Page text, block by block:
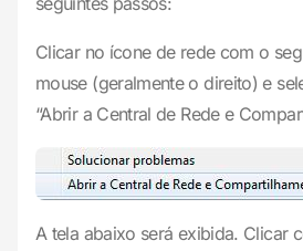
Clicar no ícone de rede com o
mouse (geralmente o direito) e
“Abrir a Central de Rede e
A tela abaixo será exibida. Clicar